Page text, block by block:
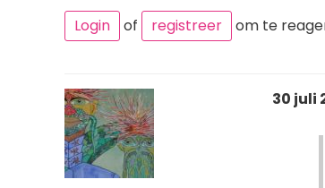
Login
of registreer om te
30 juli